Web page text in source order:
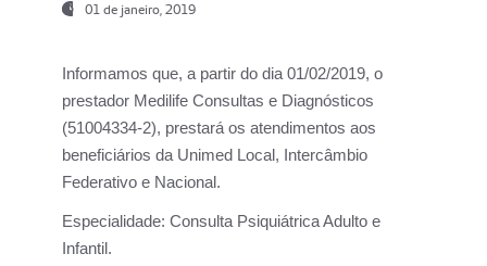
01 de janeiro, 2019
Informamos que, a partir do dia 01/02/2019, o
prestador Medilife Consultas e Diagnósticos
(51004334-2), prestará os atendimentos aos
beneficiários da Unimed Local, Intercâmbio
Federativo e Nacional.
Especialidade: Consulta Psiquiátrica Adulto e
Infantil.